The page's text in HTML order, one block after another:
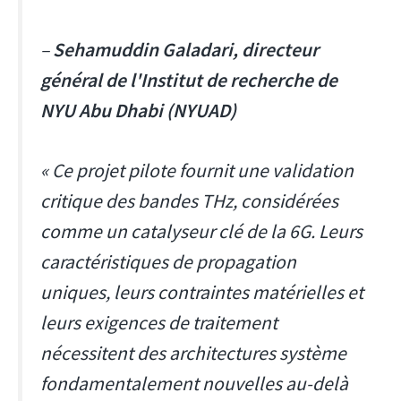
–Sehamuddin Galadari, directeur
général de l'Institut de recherche de
NYU Abu Dhabi (NYUAD)
« Ce projet pilote fournit une validation
critique des bandes THz, considérées
comme un catalyseur clé de la 6G. Leurs
caractéristiques de propagation
uniques, leurs contraintes matérielles et
leurs exigences de traitement
nécessitent des architectures système
fondamentalement nouvelles au-delà